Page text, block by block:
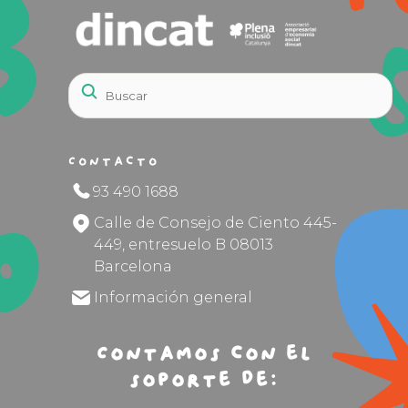
Contacto
93 490 1688
Calle de Consejo de Ciento 445-
449, entresuelo B 08013
Barcelona
Información general
Contamos con el
soporte de: